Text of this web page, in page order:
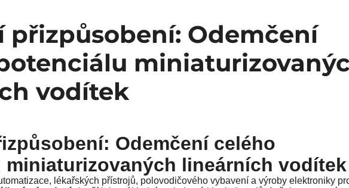
přizpůsobení: Odemčení
vodítek
Odemčení celého
miniaturizovaných lineárních vodítek
lékařských přístrojů, polovodičového vybavení a výroby elektroniky